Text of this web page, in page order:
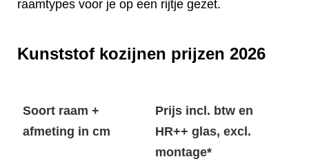
raamtypes voor je op een rijtje gezet.
Kunststof kozijnen prijzen 2026
Soort raam +
afmeting in cm
Prijs incl. btw en
HR++ glas, excl.
montage*